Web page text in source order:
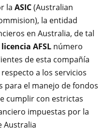
la ASIC(Australian
), la entidad
en Australia, de tal
licencia AFSL número
de esta compañía
a los servicios
para el manejo de fondos
cumplir con estrictas
impuestas por la
Australia